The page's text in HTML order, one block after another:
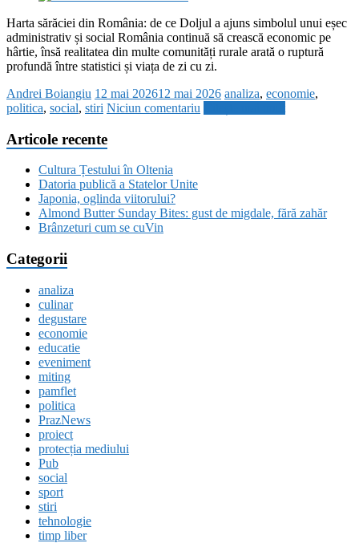
Harta sărăciei din România: de ce Doljul a ajuns simbolul unui eșec
administrativ și social România continuă să crească economic pe
hârtie, însă realitatea din multe comunități rurale arată o ruptură
profundă între statistici și viața de zi cu zi.
Andrei Boiangiu 12 mai 202612 mai 2026 analiza, economie,
politica, social, stiri Niciun comentariu
Articole recente
Cultura Țestului în Oltenia
Datoria publică a Statelor Unite
Japonia, oglinda viitorului?
Almond Butter Sunday Bites: gust de migdale, fără zahăr
Brânzeturi cum se cuVin
Categorii
analiza
culinar
degustare
economie
educatie
eveniment
miting
pamflet
politica
PrazNews
proiect
protecția mediului
Pub
social
sport
stiri
tehnologie
timp liber